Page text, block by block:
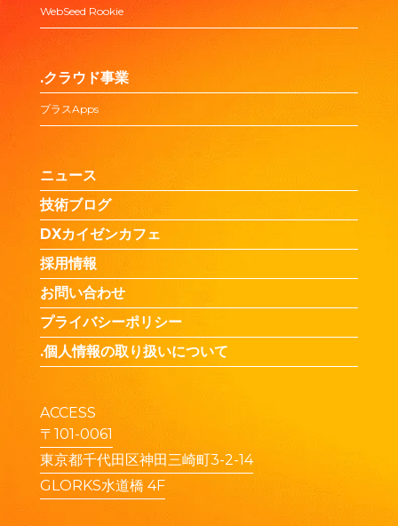
WebSeed Rookie
.クラウド事業
プラスApps
ニュース
技術ブログ
DXカイゼンカフェ
採用情報
お問い合わせ
プライバシーポリシー
.個人情報の取り扱いについて
ACCESS
〒101-0061
東京都千代田区神田三崎町3-2-14
GLORKS水道橋 4F